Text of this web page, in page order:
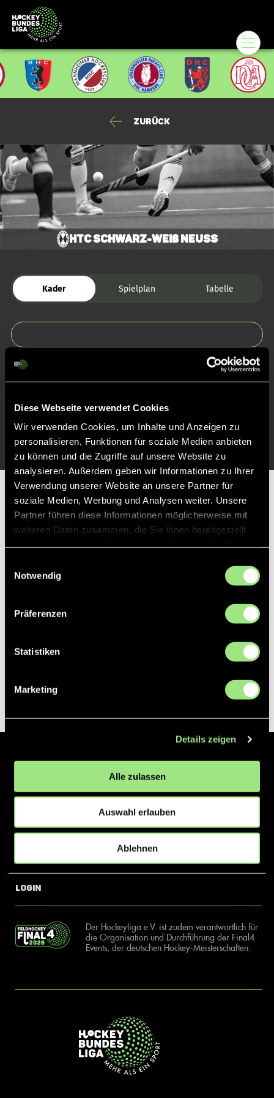
Diese Webseite verwendet Cookies
Wir verwenden Cookies, um Inhalte und Anzeigen zu
personalisieren, Funktionen für soziale Medien anbieten
zu können und die Zugriffe auf unsere Website zu
analysieren. Außerdem geben wir Informationen zu Ihrer
Verwendung unserer Website an unsere Partner für
soziale Medien, Werbung und Analysen weiter. Unsere
Partner führen diese Informationen möglicherweise mit
weiteren Daten zusammen, die Sie ihnen bereitgestellt
Notwendig
Präferenzen
Statistiken
Marketing
Details zeigen
Alle zulassen
Auswahl erlauben
Ablehnen
Zurück
HTC Schwarz-Weiß Neuss
Kader Spielplan Tabelle
Partner
Der Hockeyliga e.V. ist verantwortlich für die Organisation und
der Halle. Insgesamt sind über 60 Vereine unter dem Dach der
Hockeyliga organisiert, sowohl im Herren als auch im Damen
News
Login
Kontakt
Der Hockeyliga e.V. ist zudem verantwortlich für
die Organisation und Durchführung der Final4
Events, der deutschen Hockey-Meisterschaften.